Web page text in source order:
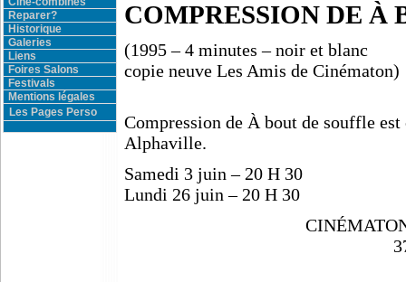
Reparer?
Historique
Galeries
Liens
Foires Salons
Festivals
Mentions légales
Les Pages Perso
COMPRESSION DE À
(1995 – 4 minutes – noir et blanc
copie neuve Les Amis de Cinématon)
Compression de À bout de souffle
Alphaville.
Samedi 3 juin – 20 H 30
Lundi 26 juin – 20 H 30